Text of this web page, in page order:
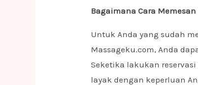
Bagaimana Cara
Untuk Anda yang sudah
Massageku.com, Anda
Seketika lakukan
layak dengan keperluan